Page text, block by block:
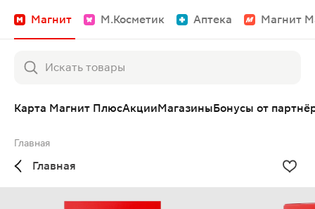
Магнит М.Косметик Аптека Магнит
Карта Магнит ПлюсАкцииМагазиныБонусы от
Главная
Главная